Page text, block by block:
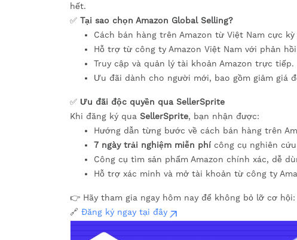
hết.
✅ Tại sao chọn Amazon Global Selling?
Cách bán hàng trên Amazon từ Việt Nam cực
Hỗ trợ từ công ty Amazon Việt Nam với phản
Truy cập và quản lý tài khoản Amazon trực tiếp.
Ưu đãi dành cho người mới, bao gồm giảm giá
✅ Ưu đãi độc quyền qua SellerSprite
Khi đăng ký qua SellerSprite, bạn nhận được:
Hướng dẫn từng bước về cách bán hàng trên
7 ngày trải nghiệm miễn phí công cụ nghiên
Công cụ tìm sản phẩm Amazon chính xác, dễ
Hỗ trợ xác minh và mở tài khoản từ công ty
👉 Hãy tham gia ngay hôm nay để không bỏ lỡ cơ hội:
🔗 Đăng ký ngay tại đây